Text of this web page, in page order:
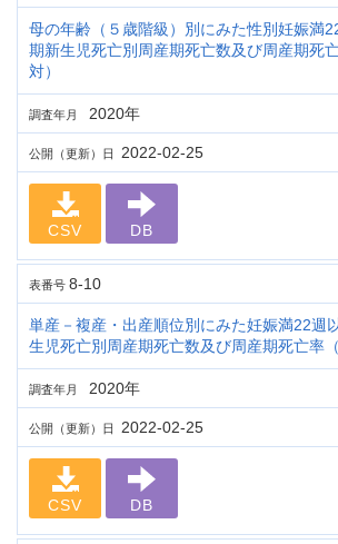
母の年齢（５歳階級）別にみた性別妊娠満
期新生児死亡別周産期死亡数及び周産期死
対）
調査年月 2020年
公開（更新）日 2022-02-25
CSV DB
表番号 8-10
単産－複産・出産順位別にみた妊娠満22週
生児死亡別周産期死亡数及び周産期死亡率
調査年月 2020年
公開（更新）日 2022-02-25
CSV DB